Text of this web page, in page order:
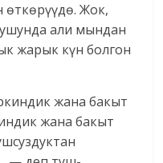
Жок,
али мындан
жарык күн болгон
жана бакыт
жана бакыт